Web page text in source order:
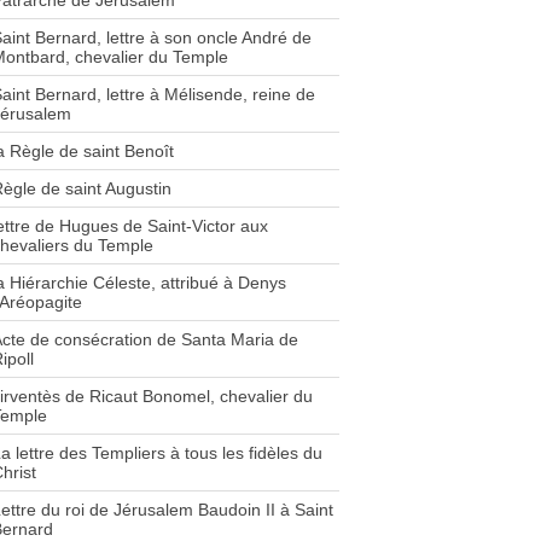
Bernard, lettre à son oncle André de
chevalier du Temple
Bernard, lettre à Mélisende, reine de
Règle de saint Benoît
de saint Augustin
de Hugues de Saint-Victor aux
du Temple
Hiérarchie Céleste, attribué à Denys
de consécration de Santa Maria de
de Ricaut Bonomel, chevalier du
lettre des Templiers à tous les fidèles du
du roi de Jérusalem Baudoin II à Saint